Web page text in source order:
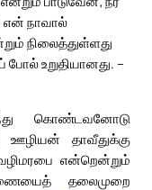
நாவால்
நிலைத்துள்ளது
உறுதியானது. –
கொண்டவனோடு
தாவீதுக்கு
என்றென்றும்
தலைமுறை